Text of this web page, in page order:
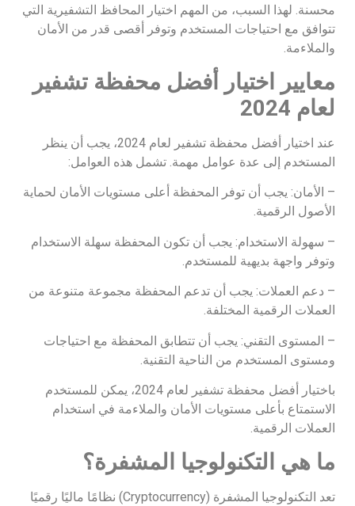
محسنة. لهذا السبب، من المهم اختيار المحافظ التشفيرية التي
تتوافق مع احتياجات المستخدم وتوفر أقصى قدر من الأمان
والملاءمة.
معايير اختيار أفضل محفظة تشفير
لعام 2024
عند اختيار أفضل محفظة تشفير لعام 2024، يجب أن ينظر
المستخدم إلى عدة عوامل مهمة. تشمل هذه العوامل:
– الأمان: يجب أن توفر المحفظة أعلى مستويات الأمان لحماية
الأصول الرقمية.
– سهولة الاستخدام: يجب أن تكون المحفظة سهلة الاستخدام
وتوفر واجهة بديهية للمستخدم.
– دعم العملات: يجب أن تدعم المحفظة مجموعة متنوعة من
العملات الرقمية المختلفة.
– المستوى التقني: يجب أن تتطابق المحفظة مع احتياجات
ومستوى المستخدم من الناحية التقنية.
باختيار أفضل محفظة تشفير لعام 2024، يمكن للمستخدم
الاستمتاع بأعلى مستويات الأمان والملاءمة في استخدام
العملات الرقمية.
ما هي التكنولوجيا المشفرة؟
تعد التكنولوجيا المشفرة (Cryptocurrency) نظامًا ماليًا رقميًا